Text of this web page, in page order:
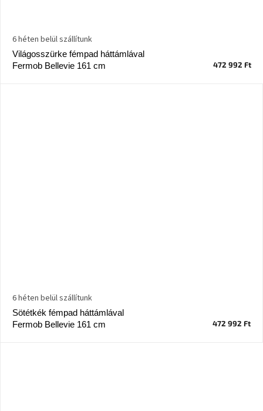
Világosszürke fémpad háttámlával
Fermob Bellevie 161 cm
6 héten belül szállítunk
472 992 Ft
Sötétkék fémpad háttámlával
Fermob Bellevie 161 cm
6 héten belül szállítunk
472 992 Ft